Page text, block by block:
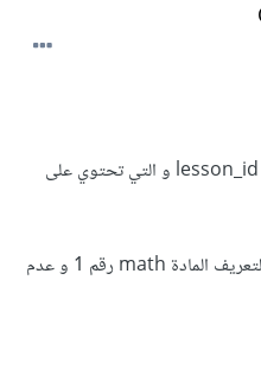
فعلا سبيل المثال الصورة تظهر ان في lesson_id و التي تحتوي على
هل هناك طريقة حيث ان يكون يقوم التعريف المادة math رقم 1 و عدم